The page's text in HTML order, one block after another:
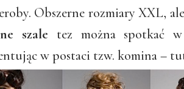
Obszerne rozmiary XXL,
szale tez można spotkać
w postaci tzw. komina –